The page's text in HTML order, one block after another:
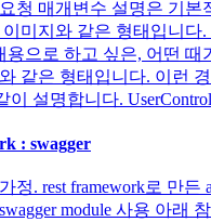
청 매개변수 설명은 기본
미지와 같은 형태입니다.
용으로 하고 싶은, 어떤 때
같은 형태입니다. 이런
이 설명합니다.
: swagger
정. rest framework로 만든
module 사용 아래